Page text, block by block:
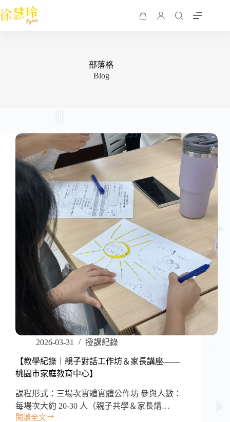
部落格
Blog
2026-03-31 授課紀錄
【教學紀錄｜親子對話工作坊＆家長講座——
桃園市家庭教育中心】
課程形式：三場次實體實體公作坊 參與人數：
每場次大約 20-30 人（親子共學＆家長講…
閱讀全文